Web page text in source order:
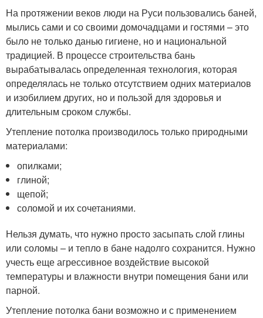
На протяжении веков люди на Руси пользовались баней,
мылись сами и со своими домочадцами и гостями – это
было не только данью гигиене, но и национальной
традицией. В процессе строительства бань
вырабатывалась определенная технология, которая
определялась не только отсутствием одних материалов
и изобилием других, но и пользой для здоровья и
длительным сроком службы.
Утепление потолка производилось только природными
материалами:
опилками;
глиной;
щепой;
соломой и их сочетаниями.
Нельзя думать, что нужно просто засыпать слой глины
или соломы – и тепло в бане надолго сохранится. Нужно
учесть еще агрессивное воздействие высокой
температуры и влажности внутри помещения бани или
парной.
Утепление потолка бани возможно и с применением